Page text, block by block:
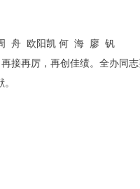
舟 欧阳凯 何 海 廖 钒
接再厉，再创佳绩。全办同